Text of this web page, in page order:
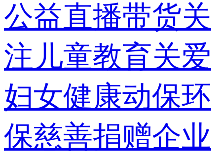
公益直播带货关
注儿童教育关爱
妇女健康动保环
保慈善捐赠企业